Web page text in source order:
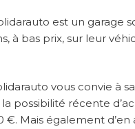
est un garage
à bas prix, sur leur
vous convie à
la possibilité récente
Mais également